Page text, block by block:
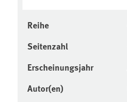
Reihe
Seitenzahl
Erscheinungsjahr
Autor(en)